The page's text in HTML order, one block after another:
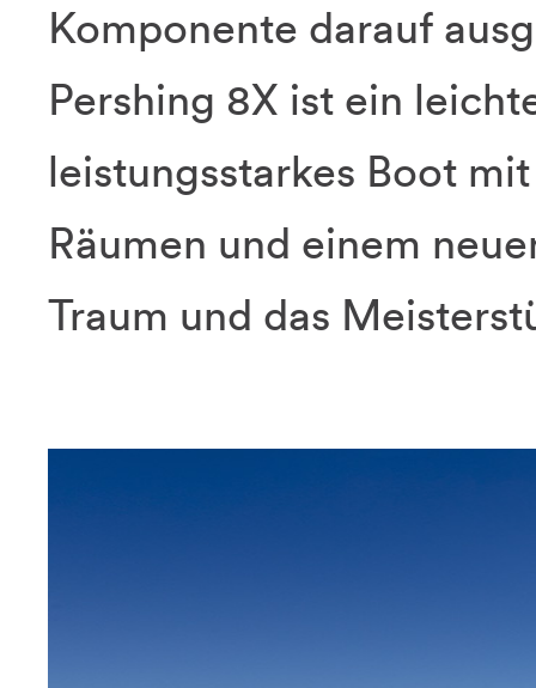
Komponente darauf
Pershing 8X ist ein
leistungsstarkes Boot
Räumen und einem
Traum und das